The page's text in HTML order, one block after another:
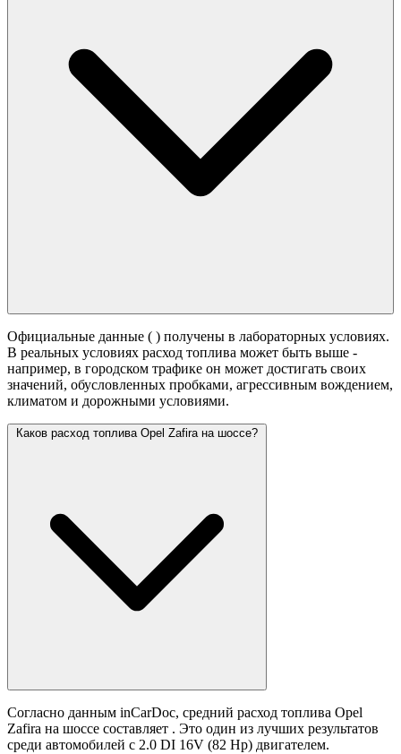
Официальные данные ( ) получены в лабораторных условиях.
В реальных условиях расход топлива может быть выше -
например, в городском трафике он может достигать своих
значений, обусловленных пробками, агрессивным вождением,
климатом и дорожными условиями.
Каков расход топлива Opel Zafira на шоссе?
Согласно данным inCarDoc, средний расход топлива Opel
Zafira на шоссе составляет . Это один из лучших результатов
среди автомобилей с 2.0 DI 16V (82 Hp) двигателем.